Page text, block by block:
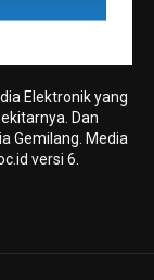
Elektronik yang
Dan
Gemilang. Media
versi 6.